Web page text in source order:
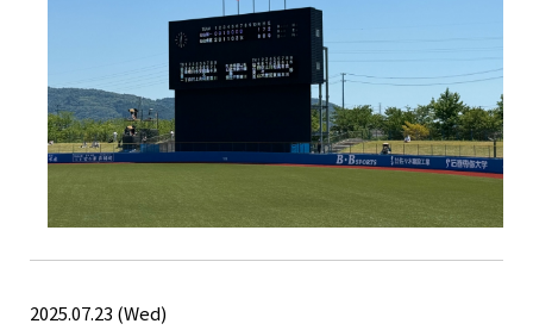
2025.07.23 (Wed)